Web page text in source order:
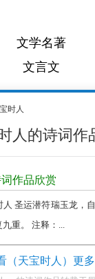
文学名著
文言文
时人
人的诗词作
作品欣赏
人 圣运潜符瑞玉龙，
重。 注释：...
（天宝时人）更